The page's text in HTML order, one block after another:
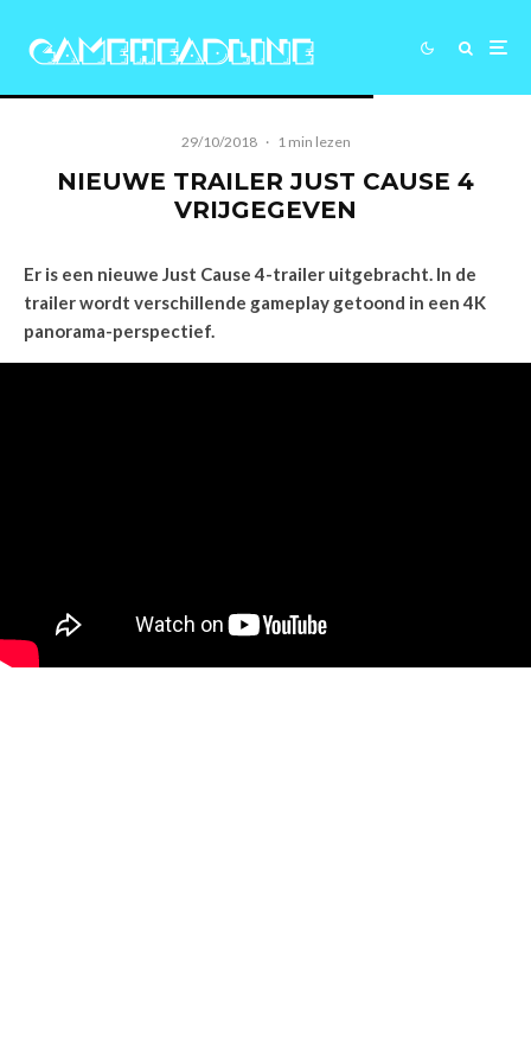
29/10/2018 · 1 min lezen
NIEUWE TRAILER JUST CAUSE 4
VRIJGEGEVEN
Er is een nieuwe Just Cause 4-trailer uitgebracht. In de
trailer wordt verschillende gameplay getoond in een 4K
panorama-perspectief.